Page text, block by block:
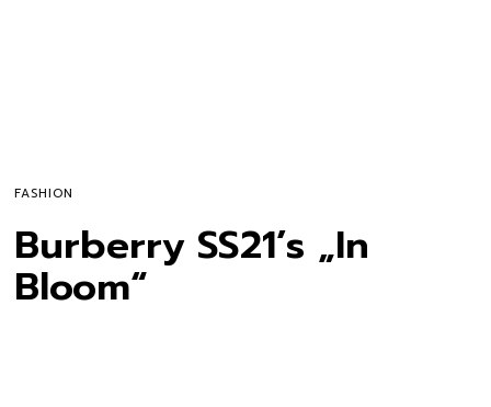
FASHION
Burberry SS21’s „In
Bloom“